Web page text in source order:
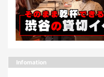
Infomation